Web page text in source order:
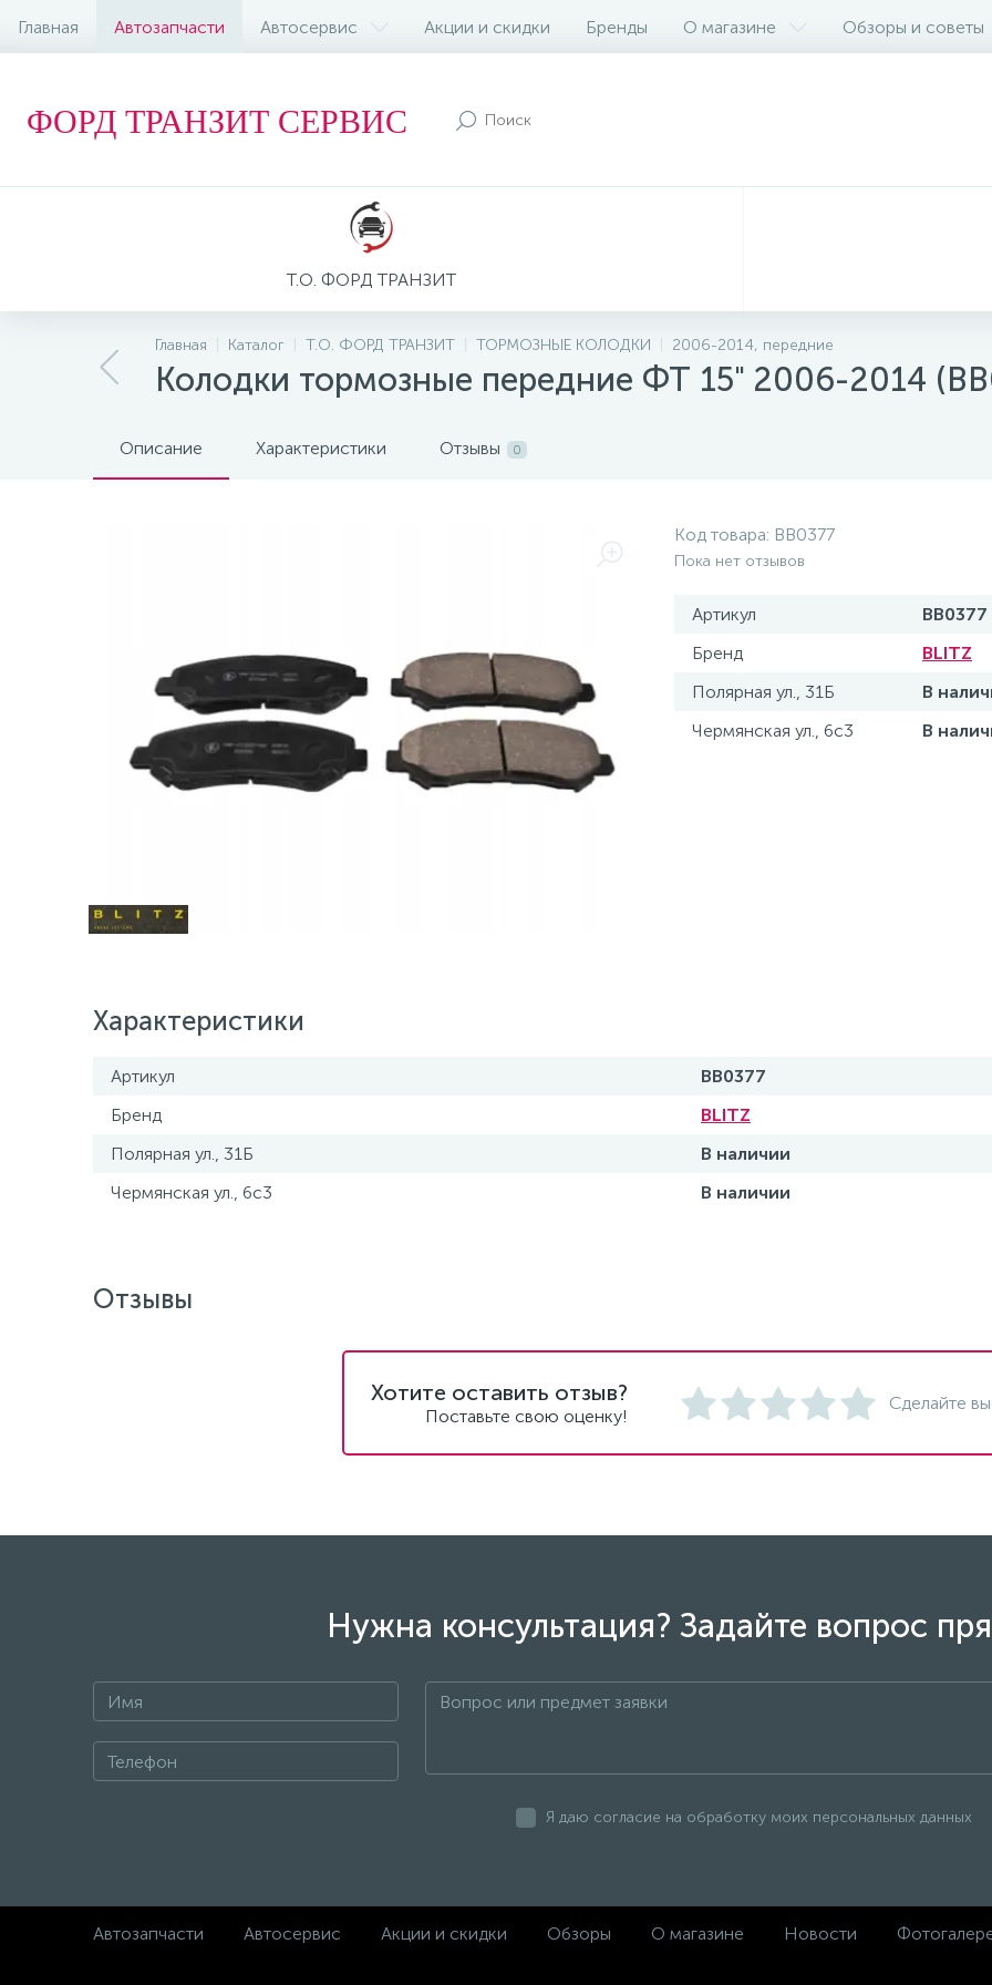
Главная Автозапчасти Автосервис Акции и скидки Бренды О магазине Обзоры и советы
ФОРД ТРАНЗИТ СЕРВИС
Т.О. ФОРД ТРАНЗИТ
Главная Каталог Т.О. ФОРД ТРАНЗИТ ТОРМОЗНЫЕ КОЛОДКИ 2006-2014, передние
Колодки тормозные передние ФТ 15" 2006-2014
Описание Характеристики Отзывы 0
Код товара: BB0377
Пока нет отзывов
Артикул
BB0377
Бренд
BLITZ
Полярная ул., 31Б
В
Чермянская ул., 6с3
В
Характеристики
Артикул
BB0377
Бренд
BLITZ
Полярная ул., 31Б
В наличии
Чермянская ул., 6с3
В наличии
Отзывы
Хотите оставить отзыв?
Поставьте свою оценку!
Сделайте
Нужна консультация? Задайте вопрос
Я даю согласие на обработку моих персональных данных
Автозапчасти Автосервис Акции и скидки Обзоры О магазине Новости